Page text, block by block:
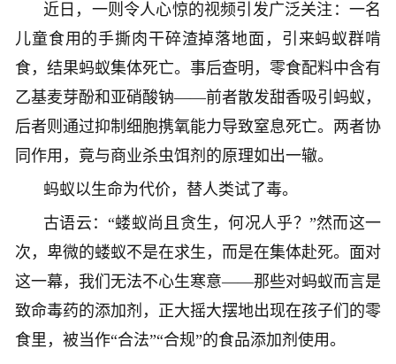
近日，一则令人心惊的视频引发广泛关注：一名
儿童食用的手撕肉干碎渣掉落地面，引来蚂蚁群啃
食，结果蚂蚁集体死亡。事后查明，零食配料中含有
乙基麦芽酚和亚硝酸钠——前者散发甜香吸引蚂蚁，
后者则通过抑制细胞携氧能力导致窒息死亡。两者协
同作用，竟与商业杀虫饵剂的原理如出一辙。
蚂蚁以生命为代价，替人类试了毒。
古语云：“蝼蚁尚且贪生，何况人乎？”然而这一
次，卑微的蝼蚁不是在求生，而是在集体赴死。面对
这一幕，我们无法不心生寒意——那些对蚂蚁而言是
致命毒药的添加剂，正大摇大摆地出现在孩子们的零
食里，被当作“合法”“合规”的食品添加剂使用。